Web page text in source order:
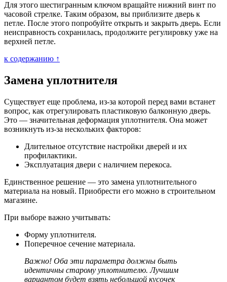
Для этого шестигранным ключом вращайте нижний винт по
часовой стрелке. Таким образом, вы приблизите дверь к
петле. После этого попробуйте открыть и закрыть дверь. Если
неисправность сохранилась, продолжите регулировку уже на
верхней петле.
к содержанию ↑
Замена уплотнителя
Существует еще проблема, из-за которой перед вами встанет
вопрос, как отрегулировать пластиковую балконную дверь.
Это — значительная деформация уплотнителя. Она может
возникнуть из-за нескольких факторов:
Длительное отсутствие настройки дверей и их
профилактики.
Эксплуатация двери с наличием перекоса.
Единственное решение — это замена уплотнительного
материала на новый. Приобрести его можно в строительном
магазине.
При выборе важно учитывать:
Форму уплотнителя.
Поперечное сечение материала.
Важно! Оба эти параметра должны быть
идентичны старому уплотнителю. Лучшим
вариантом будет взять небольшой кусочек